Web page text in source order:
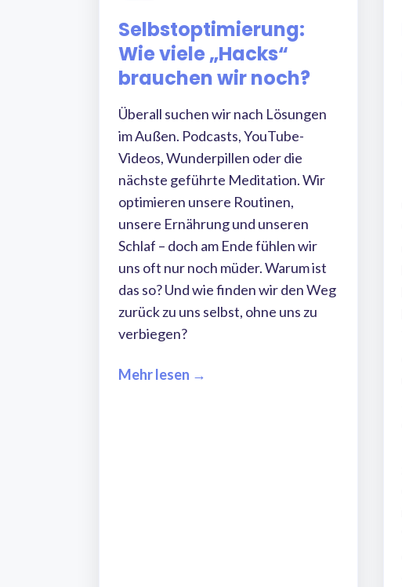
Selbstoptimierung:
Wie viele „Hacks“
brauchen wir noch?
Überall suchen wir nach Lösungen
im Außen. Podcasts, YouTube-
Videos, Wunderpillen oder die
nächste geführte Meditation. Wir
optimieren unsere Routinen,
unsere Ernährung und unseren
Schlaf – doch am Ende fühlen wir
uns oft nur noch müder. Warum ist
das so? Und wie finden wir den Weg
zurück zu uns selbst, ohne uns zu
verbiegen?
Mehr lesen →